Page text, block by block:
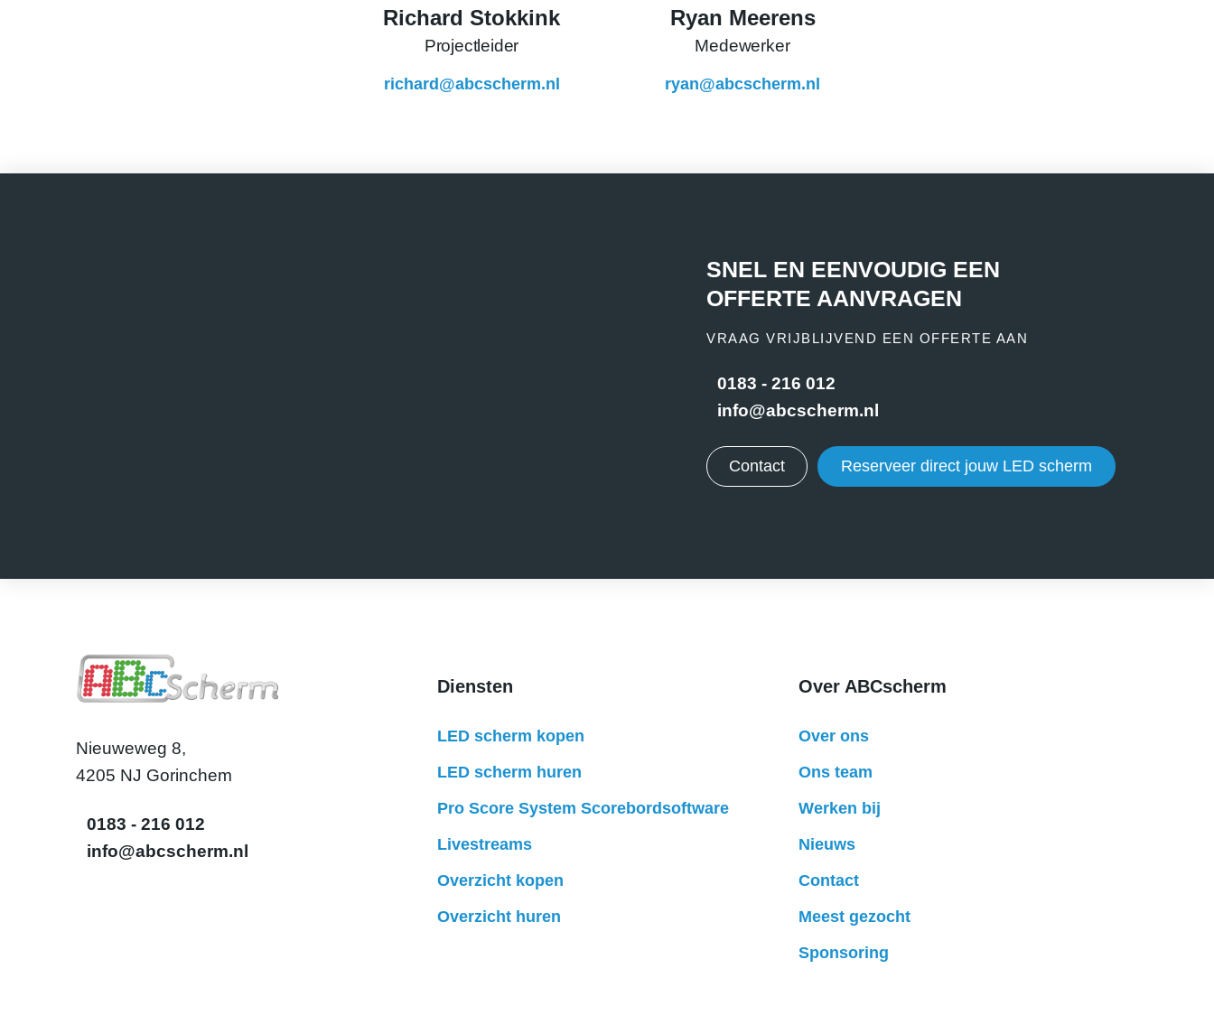
Richard Stokkink
Projectleider
richard@abcscherm.nl
Ryan Meerens
Medewerker
ryan@abcscherm.nl
SNEL EN EENVOUDIG EEN
OFFERTE AANVRAGEN
VRAAG VRIJBLIJVEND EEN OFFERTE AAN
0183 - 216 012
info@abcscherm.nl
Contact Reserveer direct jouw LED scherm
Nieuweweg 8,
4205 NJ Gorinchem
0183 - 216 012
info@abcscherm.nl
Diensten
LED scherm kopen
LED scherm huren
Pro Score System Scorebordsoftware
Livestreams
Overzicht kopen
Overzicht huren
Over ABCscherm
Over ons
Ons team
Werken bij
Nieuws
Contact
Meest gezocht
Sponsoring